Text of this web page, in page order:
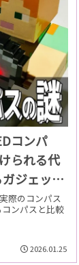
コンパ
られる代
ジェット
際のコンパス
ンパスと比較
2026.01.25